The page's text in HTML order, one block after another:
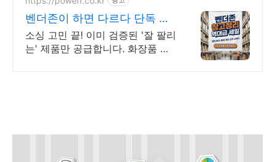
벤더존이 하면 다르다 단독 라
인업을 확인하세요
소싱 고민 끝! 이미 검증된 '잘 팔리
는' 제품만 공급합니다. 화장품 식